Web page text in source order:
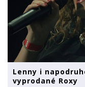
Lenny i
vyprodané Roxy